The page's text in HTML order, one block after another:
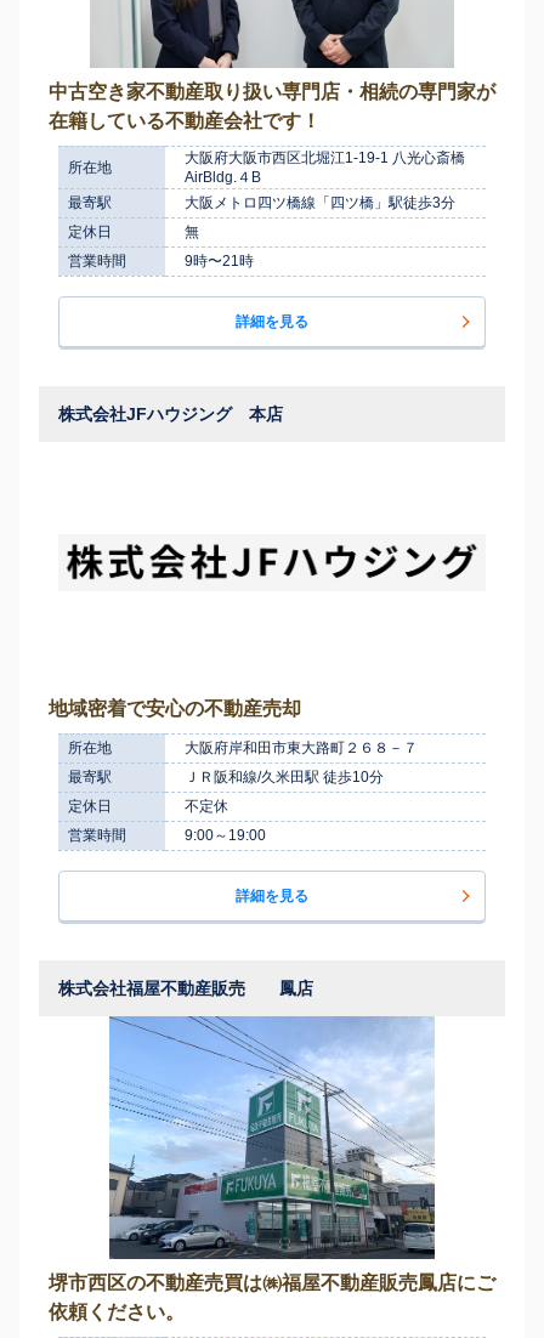
中古空き家不動産取り扱い専門店・相続の専門家が
在籍している不動産会社です！
所在地
大阪府大阪市西区北堀江1-19-1 八光心斎橋
AirBldg.４B
最寄駅
大阪メトロ四ツ橋線「四ツ橋」駅徒歩3分
定休日
無
営業時間
9時〜21時
詳細を見る
株式会社JFハウジング 本店
地域密着で安心の不動産売却
所在地
大阪府岸和田市東大路町２６８－７
最寄駅
ＪＲ阪和線/久米田駅 徒歩10分
定休日
不定休
営業時間
9:00～19:00
詳細を見る
株式会社福屋不動産販売 鳳店
堺市西区の不動産売買は㈱福屋不動産販売鳳店にご
依頼ください。